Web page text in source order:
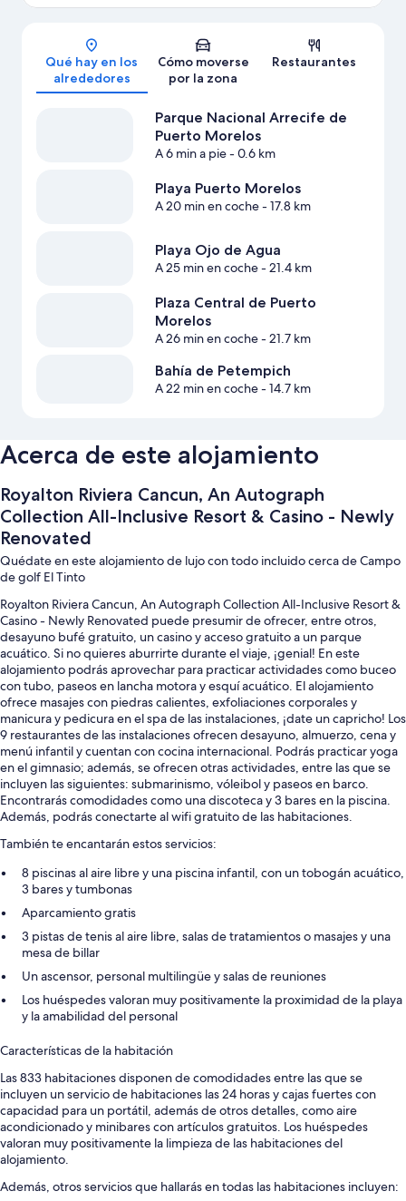
Qué hay en los
alrededores
Cómo moverse
por la zona
Restaurantes
Parque Nacional Arrecife de
Puerto Morelos
A 6 min a pie- 0.6 km
Playa Puerto Morelos
A 20 min en coche- 17.8 km
Playa Ojo de Agua
A 25 min en coche- 21.4 km
Plaza Central de Puerto
Morelos
A 26 min en coche- 21.7 km
Bahía de Petempich
A 22 min en coche- 14.7 km
Acerca de este alojamiento
Royalton Riviera Cancun, An Autograph
Collection All-Inclusive Resort & Casino - Newly
Renovated
Quédate en este alojamiento de lujo con todo incluido cerca de Campo
de golf El Tinto
Royalton Riviera Cancun, An Autograph Collection All-Inclusive Resort &
Casino - Newly Renovated puede presumir de ofrecer, entre otros,
desayuno bufé gratuito, un casino y acceso gratuito a un parque
acuático. Si no quieres aburrirte durante el viaje, ¡genial! En este
alojamiento podrás aprovechar para practicar actividades como buceo
con tubo, paseos en lancha motora y esquí acuático. El alojamiento
ofrece masajes con piedras calientes, exfoliaciones corporales y
manicura y pedicura en el spa de las instalaciones, ¡date un capricho! Los
9 restaurantes de las instalaciones ofrecen desayuno, almuerzo, cena y
menú infantil y cuentan con cocina internacional. Podrás practicar yoga
en el gimnasio; además, se ofrecen otras actividades, entre las que se
incluyen las siguientes: submarinismo, vóleibol y paseos en barco.
Encontrarás comodidades como una discoteca y 3 bares en la piscina.
Además, podrás conectarte al wifi gratuito de las habitaciones.
También te encantarán estos servicios:
8 piscinas al aire libre y una piscina infantil, con un tobogán acuático,
3 bares y tumbonas
Aparcamiento gratis
3 pistas de tenis al aire libre, salas de tratamientos o masajes y una
mesa de billar
Un ascensor, personal multilingüe y salas de reuniones
Los huéspedes valoran muy positivamente la proximidad de la playa
y la amabilidad del personal
Características de la habitación
Las 833 habitaciones disponen de comodidades entre las que se
incluyen un servicio de habitaciones las 24 horas y cajas fuertes con
capacidad para un portátil, además de otros detalles, como aire
acondicionado y minibares con artículos gratuitos. Los huéspedes
valoran muy positivamente la limpieza de las habitaciones del
alojamiento.
Además, otros servicios que hallarás en todas las habitaciones incluyen: